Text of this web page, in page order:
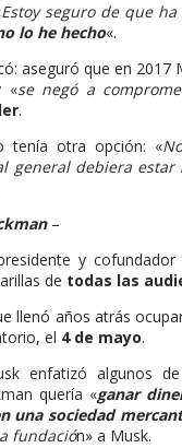
Estoy seguro de que
lo he hecho«.
aseguró que en 2017
«se negó a
.
tenía otra opción: «
general debiera estar
–
y cofundador
de todas las
llenó años atrás
el 4 de mayo.
enfatizó algunos
quería «ganar
una sociedad
fundación» a Musk.